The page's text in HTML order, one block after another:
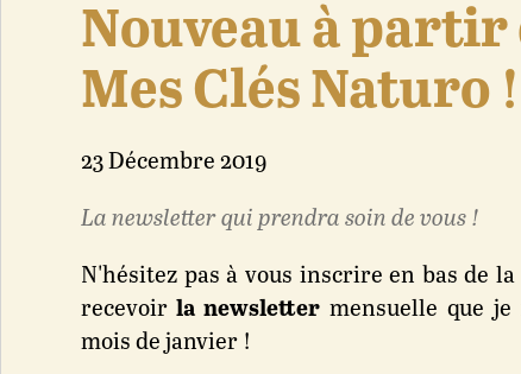
Nouveau à
Mes Clés Naturo !
23 Décembre 2019
La newsletter qui prendra soin de vous !
N'hésitez pas à vous inscrire en bas de
recevoir la newslettermensuelle que je
mois de janvier !